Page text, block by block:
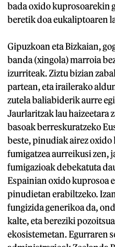
bada oxido kuprosoarekin
beretik doa eukaliptoaren
Gipuzkoan eta Bizkaian,
banda (xingola) marroia
izurriteak. Ziztu bizian
partean, eta irailerako
zutela baliabiderik aurre
Jaurlaritzak lau haizeetara
basoak berreskuratzeko
beste, pinudiak airez
fumigatzea aurreikusi zen,
fumigazioak debekatuta
Espainian oxido kuprosoa
pinudietan erabiltzeko.
fungizida generikoa da,
kalte, eta bereziki
ekosistemetan. Egurraren